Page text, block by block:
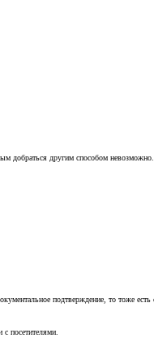
добраться другим способом невозможно.
подтверждение, то тоже
посетителями.